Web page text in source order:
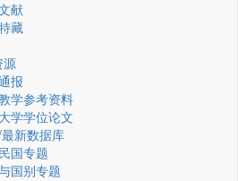
献
藏
源
报
学参考资料
学学位论文
新数据库
国专题
国别专题